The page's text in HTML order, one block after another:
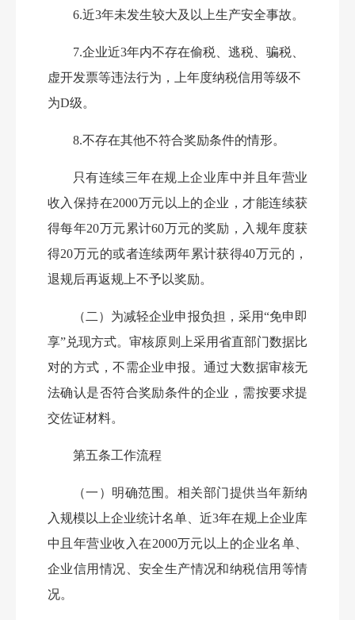
6.近3年未发生较大及以上生产安全事故。
7.企业近3年内不存在偷税、逃税、骗税、
虚开发票等违法行为，上年度纳税信用等级不
为D级。
8.不存在其他不符合奖励条件的情形。
只有连续三年在规上企业库中并且年营业
收入保持在2000万元以上的企业，才能连续获
得每年20万元累计60万元的奖励，入规年度获
得20万元的或者连续两年累计获得40万元的，
退规后再返规上不予以奖励。
（ 二）为减轻企业申报负担，采用“免申即
享”兑现方式。审核原则上采用省直部门数据比
对的方式，不需企业申报。通过大数据审核无
法确认是否符合奖励条件的企业，需按要求提
交佐证材料。
第五条工作流程
（一）明确范围。 相关部门提供当年新纳
入规模以上企业统计名单、近3年在规上企业库
中且年营业收入在2000万元以上的企业名单、
企业信用情况、安全生产情况和纳税信用等情
况。